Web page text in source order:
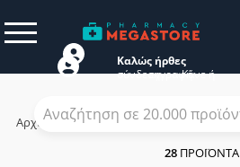
Καλώς ήρθες
Κάνε
σύνδεση ή
εγγραφή
Αρχική / Εταιρίες
Colgate
28ΠΡΟΪΌΝΤΑ